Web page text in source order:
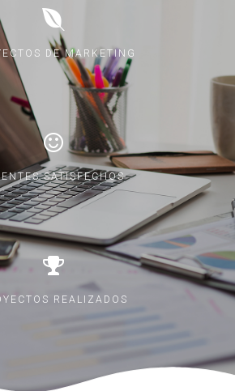
DE MARKETING
SATISFECHOS
REALIZADOS